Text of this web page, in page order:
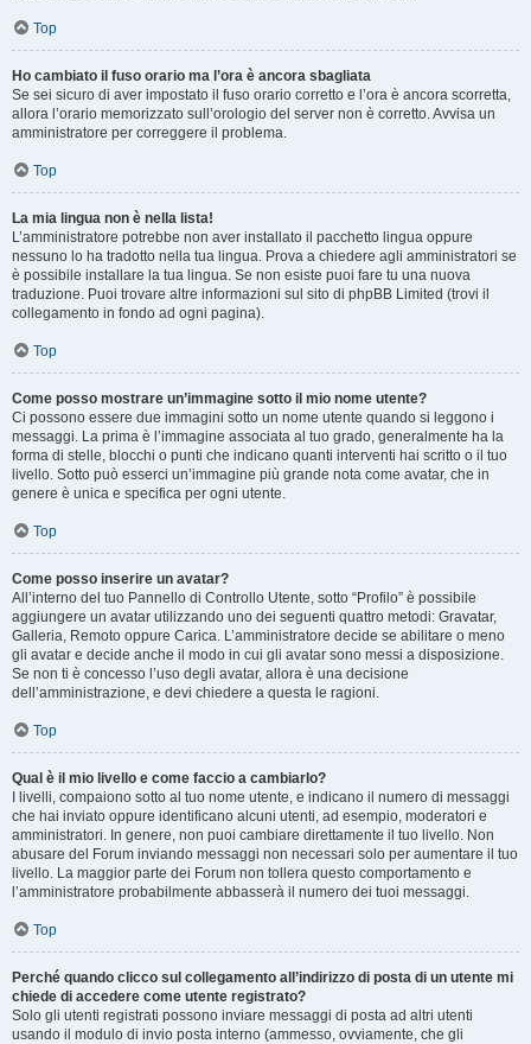
Top
Ho cambiato il fuso orario ma l’ora è ancora sbagliata
Se sei sicuro di aver impostato il fuso orario corretto e l’ora è ancora scorretta,
allora l’orario memorizzato sull’orologio del server non è corretto. Avvisa un
amministratore per correggere il problema.
Top
La mia lingua non è nella lista!
L’amministratore potrebbe non aver installato il pacchetto lingua oppure
nessuno lo ha tradotto nella tua lingua. Prova a chiedere agli amministratori se
è possibile installare la tua lingua. Se non esiste puoi fare tu una nuova
traduzione. Puoi trovare altre informazioni sul sito di phpBB Limited (trovi il
collegamento in fondo ad ogni pagina).
Top
Come posso mostrare un’immagine sotto il mio nome utente?
Ci possono essere due immagini sotto un nome utente quando si leggono i
messaggi. La prima è l’immagine associata al tuo grado, generalmente ha la
forma di stelle, blocchi o punti che indicano quanti interventi hai scritto o il tuo
livello. Sotto può esserci un’immagine più grande nota come avatar, che in
genere è unica e specifica per ogni utente.
Top
Come posso inserire un avatar?
All’interno del tuo Pannello di Controllo Utente, sotto “Profilo” è possibile
aggiungere un avatar utilizzando uno dei seguenti quattro metodi: Gravatar,
Galleria, Remoto oppure Carica. L’amministratore decide se abilitare o meno
gli avatar e decide anche il modo in cui gli avatar sono messi a disposizione.
Se non ti è concesso l’uso degli avatar, allora è una decisione
dell’amministrazione, e devi chiedere a questa le ragioni.
Top
Qual è il mio livello e come faccio a cambiarlo?
I livelli, compaiono sotto al tuo nome utente, e indicano il numero di messaggi
che hai inviato oppure identificano alcuni utenti, ad esempio, moderatori e
amministratori. In genere, non puoi cambiare direttamente il tuo livello. Non
abusare del Forum inviando messaggi non necessari solo per aumentare il tuo
livello. La maggior parte dei Forum non tollera questo comportamento e
l’amministratore probabilmente abbasserà il numero dei tuoi messaggi.
Top
Perché quando clicco sul collegamento all’indirizzo di posta di un utente mi
chiede di accedere come utente registrato?
Solo gli utenti registrati possono inviare messaggi di posta ad altri utenti
usando il modulo di invio posta interno (ammesso, ovviamente, che gli